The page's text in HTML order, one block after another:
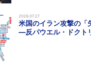
2026.07.27
米国のイラン攻撃の「
―反パウエル・ドクト